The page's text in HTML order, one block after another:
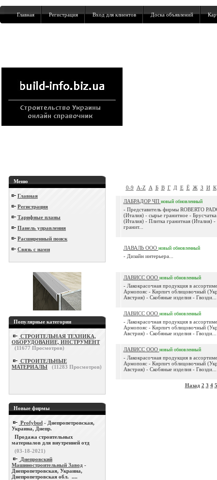
Главная Регистрация Вход для клиентов Доска объявлений
Меню
Главная
Регистрация
Тарифные планы
Панель управления
Расширенный поиск
Связь с нами
Популярные категории
СТРОИТЕЛЬНАЯ ТЕХНИКА,
ОБОРУДОВАНИЕ, ИНСТРУМЕНТ
(11677 Просмотров)
СТРОИТЕЛЬНЫЕ
МАТЕРИАЛЫ
(11283 Просмотров)
Новые фирмы
Profybud - Днепропетровская,
Украина, Днепр.
Продажа строительных
материалов для внутренней отд
(03-18-2021)
Днепровский
Машиностроительный Завод -
Днепропетровская, Украина,
Днепропетровская обл. ....
0-9 A-Z А Б В Г Д Е Ё Ж З И К
ЛАБРАДОР ЧП новый обновленный
- Представитель фирмы ROBERTO
(Италия) - сырье гранитное - Брусчатка
(Италия) - Плитка гранитная (Италия) -
гранит...
ЛАВАЛЬ ООО новый обновленный
- Дизайн интерьера...
ЛАВИСС ООО новый обновленный
- Лакокрасочная продукция в
Армопояс - Кирпич облицовочный
Австрия) - Скобяные изделия - Гвозди...
ЛАВИСС ООО новый обновленный
- Лакокрасочная продукция в
Армопояс - Кирпич облицовочный
Австрия) - Скобяные изделия - Гвозди...
ЛАВИСС ООО новый обновленный
- Лакокрасочная продукция в
Армопояс - Кирпич облицовочный
Австрия) - Скобяные изделия - Гвозди...
Назад 2 3 4 5